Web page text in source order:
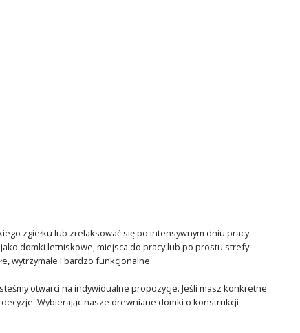
zgiełku lub zrelaksować się po intensywnym dniu pracy.
domki letniskowe, miejsca do pracy lub po prostu strefy
wytrzymałe i bardzo funkcjonalne.
otwarci na indywidualne propozycje. Jeśli masz konkretne
Wybierając nasze drewniane domki o konstrukcji